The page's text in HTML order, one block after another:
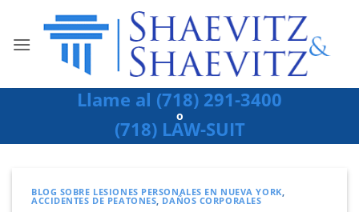
contenido
Llame al (718) 291-3400
o
(718) LAW-SUIT
BLOG SOBRE LESIONES PERSONALES EN NUEVA YORK,
ACCIDENTES DE PEATONES, DAÑOS CORPORALES